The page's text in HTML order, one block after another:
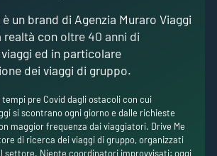
pre Covid dagli ostacoli con cui
si scontrano ogni giorno e dalle richieste
maggior frequenza dai viaggiatori. Drive Me
di ricerca dei viaggi di gruppo, organizzati
settore. Niente coordinatori improvvisati: oggi